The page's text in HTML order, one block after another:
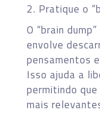
2. Pratique o
O “brain
envolve
pensamentos
Isso ajuda a
permitindo
mais